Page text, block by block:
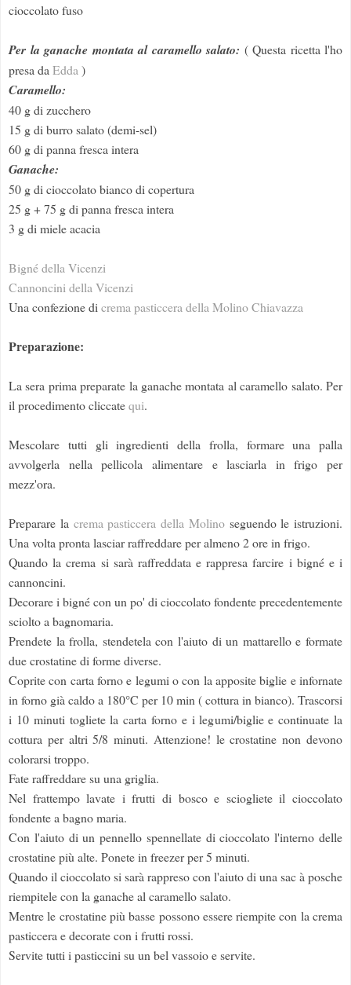
cioccolato fuso
Per la ganache montata al caramello salato: ( Questa ricetta l'ho
presa daEdda)
Caramello:
40 g di zucchero
15 g di burro salato (demi-sel)
60 g di panna fresca intera
Ganache:
50 g di cioccolato bianco di copertura
25 g + 75 g di panna fresca intera
3 g di miele acacia
Bigné della Vicenzi
Cannoncini della Vicenzi
Una confezione dicrema pasticcera della Molino Chiavazza
Preparazione:
La sera prima preparate la ganache montata al caramello salato. Per
il procedimento cliccatequi.
Mescolare tutti gli ingredienti della frolla, formare una palla
avvolgerla nella pellicola alimentare e lasciarla in frigo per
mezz'ora.
Preparare la crema pasticcera della Molinoseguendo le istruzioni.
Una volta pronta lasciar raffreddare per almeno 2 ore in frigo.
Quando la crema si sarà raffreddata e rappresa farcire i bigné e i
cannoncini.
Decorare i bigné con un po' di cioccolato fondente precedentemente
sciolto a bagnomaria.
Prendete la frolla, stendetela con l'aiuto di un mattarello e formate
due crostatine di forme diverse.
Coprite con carta forno e legumi o con la apposite biglie e infornate
in forno già caldo a 180°C per 10 min ( cottura in bianco). Trascorsi
i 10 minuti togliete la carta forno e i legumi/biglie e continuate la
cottura per altri 5/8 minuti. Attenzione! le crostatine non devono
colorarsi troppo.
Fate raffreddare su una griglia.
Nel frattempo lavate i frutti di bosco e sciogliete il cioccolato
fondente a bagno maria.
Con l'aiuto di un pennello spennellate di cioccolato l'interno delle
crostatine più alte. Ponete in freezer per 5 minuti.
Quando il cioccolato si sarà rappreso con l'aiuto di una sac à posche
riempitele con la ganache al caramello salato.
Mentre le crostatine più basse possono essere riempite con la crema
pasticcera e decorate con i frutti rossi.
Servite tutti i pasticcini su un bel vassoio e servite.